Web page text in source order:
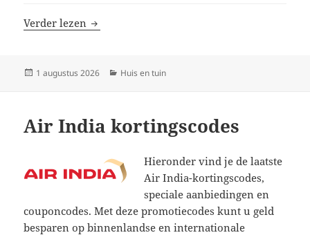
Verder lezen Dowinx kortingscodes
Geplaatst
1 augustus 2026 Categorieën
Huis en tuin
Air India kortingscodes
Hieronder vind je de laatste
Air India-kortingscodes,
speciale aanbiedingen en
couponcodes. Met deze promotiecodes kunt u geld
besparen op binnenlandse en internationale